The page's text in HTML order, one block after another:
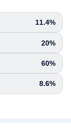
11.4%
20%
60%
8.6%